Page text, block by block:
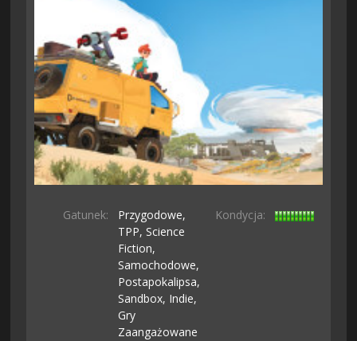
Gatunek:
Przygodowe,
TPP,Science
Fiction,
Samochodowe,
Postapokalipsa,
Sandbox, Indie,
Gry
Zaangażowane
Kondycja: